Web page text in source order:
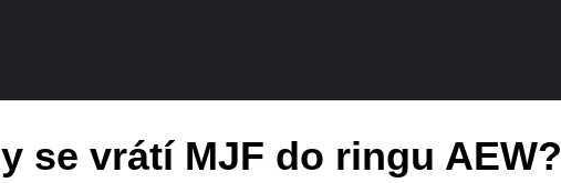
se vrátí MJF do ringu AEW?